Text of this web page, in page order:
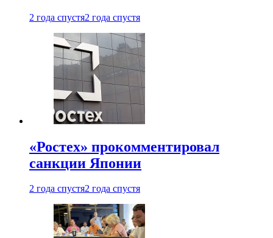
2 года спустя2 года спустя
«Ростех» прокомментировал
санкции Японии
2 года спустя2 года спустя